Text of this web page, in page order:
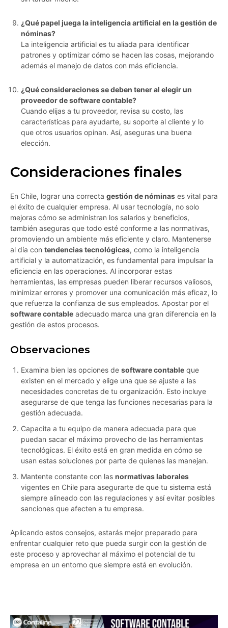
¿Qué papel juega la inteligencia artificial en la gestión de
nóminas?
La inteligencia artificial es tu aliada para identificar
patrones y optimizar cómo se hacen las cosas, mejorando
además el manejo de datos con más eficiencia.
¿Qué consideraciones se deben tener al elegir un
proveedor de software contable?
Cuando elijas a tu proveedor, revisa su costo, las
características para ayudarte, su soporte al cliente y lo
que otros usuarios opinan. Así, aseguras una buena
elección.
Consideraciones finales
En Chile, lograr una correcta gestión de nóminas es vital para
el éxito de cualquier empresa. Al usar tecnología, no solo
mejoras cómo se administran los salarios y beneficios,
también aseguras que todo esté conforme a las normativas,
promoviendo un ambiente más eficiente y claro. Mantenerse
al día con tendencias tecnológicas, como la inteligencia
artificial y la automatización, es fundamental para impulsar la
eficiencia en las operaciones. Al incorporar estas
herramientas, las empresas pueden liberar recursos valiosos,
minimizar errores y promover una comunicación más eficaz, lo
que refuerza la confianza de sus empleados. Apostar por el
software contable adecuado marca una gran diferencia en la
gestión de estos procesos.
Observaciones
Examina bien las opciones de software contable que
existen en el mercado y elige una que se ajuste a las
necesidades concretas de tu organización. Esto incluye
asegurarse de que tenga las funciones necesarias para la
gestión adecuada.
Capacita a tu equipo de manera adecuada para que
puedan sacar el máximo provecho de las herramientas
tecnológicas. El éxito está en gran medida en cómo se
usan estas soluciones por parte de quienes las manejan.
Mantente constante con las normativas laborales
vigentes en Chile para asegurarte de que tu sistema está
siempre alineado con las regulaciones y así evitar posibles
sanciones que afecten a tu empresa.
Aplicando estos consejos, estarás mejor preparado para
enfrentar cualquier reto que pueda surgir con la gestión de
este proceso y aprovechar al máximo el potencial de tu
empresa en un entorno que siempre está en evolución.